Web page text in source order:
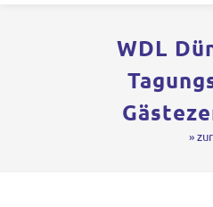
WDL
»